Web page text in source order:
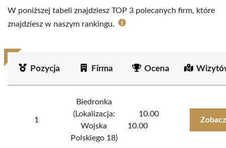
W poniższej tabeli znajdziesz TOP 3 polecanych firm, które
znajdziesz w naszym rankingu.
Pozycja Firma Ocena
1
Biedronka
(Lokalizacja:
Wojska
Polskiego 18)
10.00
10.00